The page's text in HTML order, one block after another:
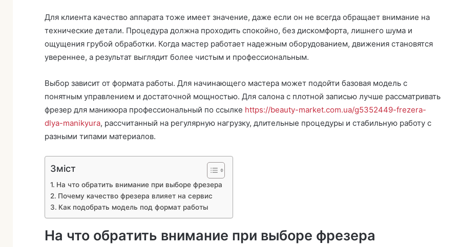
Для клиента качество аппарата тоже имеет значение, даже если он не всегда обращает внимание на
технические детали. Процедура должна проходить спокойно, без дискомфорта, лишнего шума и
ощущения грубой обработки. Когда мастер работает надежным оборудованием, движения становятся
увереннее, а результат выглядит более чистым и профессиональным.
Выбор зависит от формата работы. Для начинающего мастера может подойти базовая модель с
понятным управлением и достаточной мощностью. Для салона с плотной записью лучше рассматривать
фрезер для маникюра профессиональный по ссылке https://beauty-market.com.ua/g5352449-frezera-
dlya-manikyura, рассчитанный на регулярную нагрузку, длительные процедуры и стабильную работу с
разными типами материалов.
Зміст
На что обратить внимание при выборе фрезера
Почему качество фрезера влияет на сервис
Как подобрать модель под формат работы
На что обратить внимание при выборе фрезера